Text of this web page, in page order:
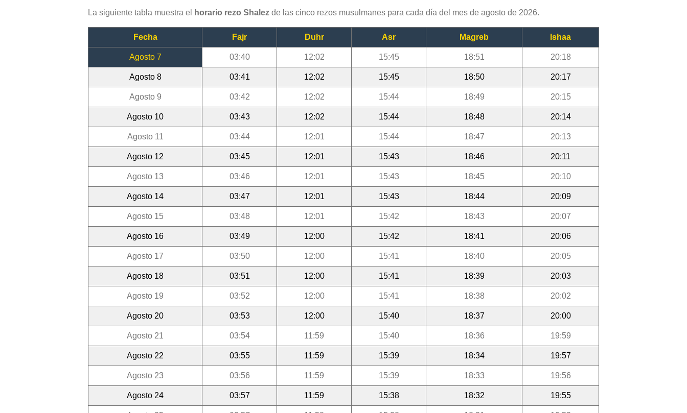
La siguiente tabla muestra el horario rezo Shalez de las cinco rezos musulmanes para cada día del mes de agosto de 2026.
Fecha Fajr Duhr Asr Magreb Ishaa
Agosto 7 03:40 12:02 15:45 18:51 20:18
Agosto 8 03:41 12:02 15:45 18:50 20:17
Agosto 9 03:42 12:02 15:44 18:49 20:15
Agosto 10 03:43 12:02 15:44 18:48 20:14
Agosto 11 03:44 12:01 15:44 18:47 20:13
Agosto 12 03:45 12:01 15:43 18:46 20:11
Agosto 13 03:46 12:01 15:43 18:45 20:10
Agosto 14 03:47 12:01 15:43 18:44 20:09
Agosto 15 03:48 12:01 15:42 18:43 20:07
Agosto 16 03:49 12:00 15:42 18:41 20:06
Agosto 17 03:50 12:00 15:41 18:40 20:05
Agosto 18 03:51 12:00 15:41 18:39 20:03
Agosto 19 03:52 12:00 15:41 18:38 20:02
Agosto 20 03:53 12:00 15:40 18:37 20:00
Agosto 21 03:54 11:59 15:40 18:36 19:59
Agosto 22 03:55 11:59 15:39 18:34 19:57
Agosto 23 03:56 11:59 15:39 18:33 19:56
Agosto 24 03:57 11:59 15:38 18:32 19:55